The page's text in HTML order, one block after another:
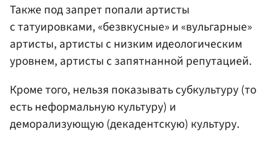
Также под запрет попали артисты
с татуировками, «безвкусные» и «вульгарные»
артисты, артисты с низким идеологическим
уровнем, артисты с запятнанной репутацией.
Кроме того, нельзя показывать субкультуру (то
есть неформальную культуру) и
деморализующую (декадентскую) культуру.